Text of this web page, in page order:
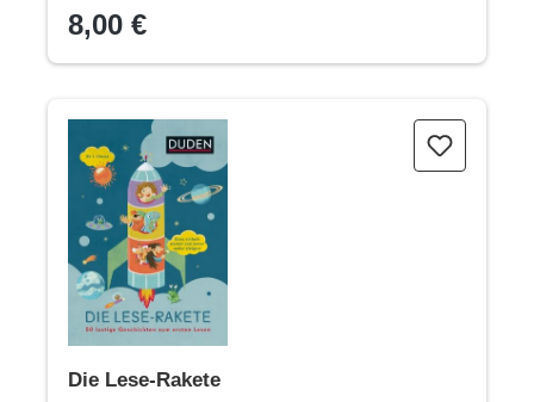
8,00 €
Die Lese-Rakete
Die Lese-Rakete